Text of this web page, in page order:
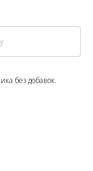
без добавок.